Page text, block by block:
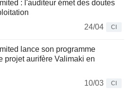
: l'auditeur émet des doutes
24/04
CI
lance son programme
projet aurifère Valimaki en
10/03
CI